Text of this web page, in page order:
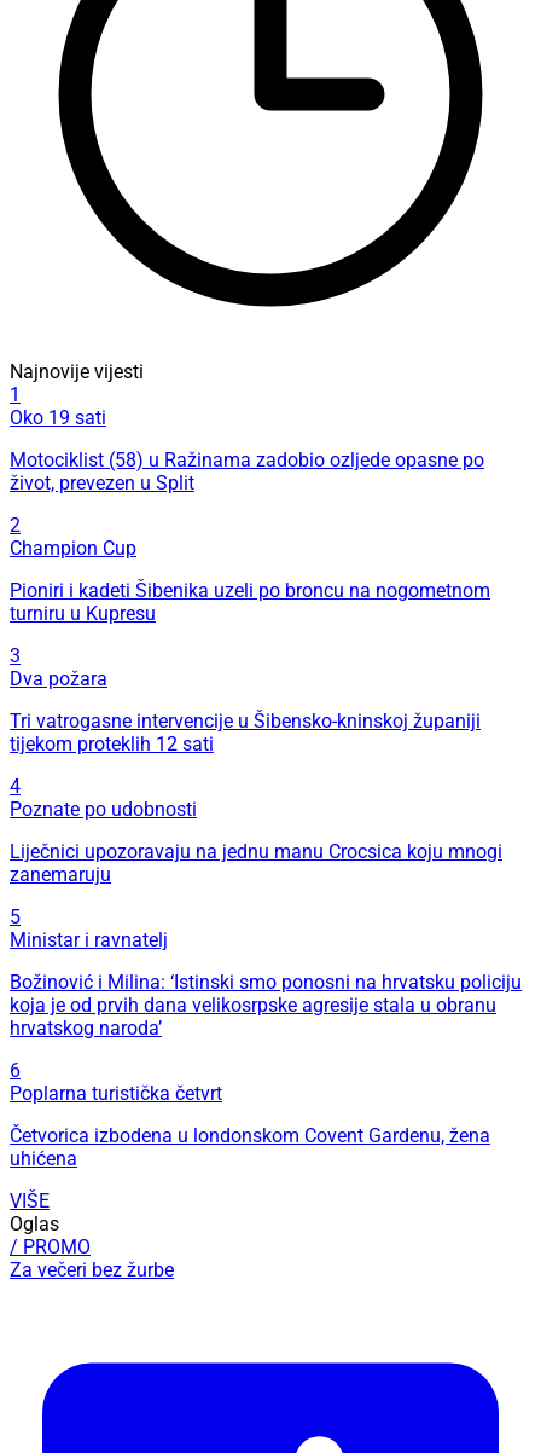
Najnovije vijesti
1
Oko 19 sati
Motociklist (58) u Ražinama zadobio ozljede opasne po
život, prevezen u Split
2
Champion Cup
Pioniri i kadeti Šibenika uzeli po broncu na nogometnom
turniru u Kupresu
3
Dva požara
Tri vatrogasne intervencije u Šibensko-kninskoj županiji
tijekom proteklih 12 sati
4
Poznate po udobnosti
Liječnici upozoravaju na jednu manu Crocsica koju mnogi
zanemaruju
5
Ministar i ravnatelj
Božinović i Milina: ‘Istinski smo ponosni na hrvatsku policiju
koja je od prvih dana velikosrpske agresije stala u obranu
hrvatskog naroda’
6
Poplarna turistička četvrt
Četvorica izbodena u londonskom Covent Gardenu, žena
uhićena
VIŠE
Oglas
/ PROMO
Za večeri bez žurbe